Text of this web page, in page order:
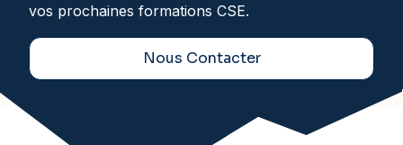
vos prochaines formations CSE.
Nous Contacter